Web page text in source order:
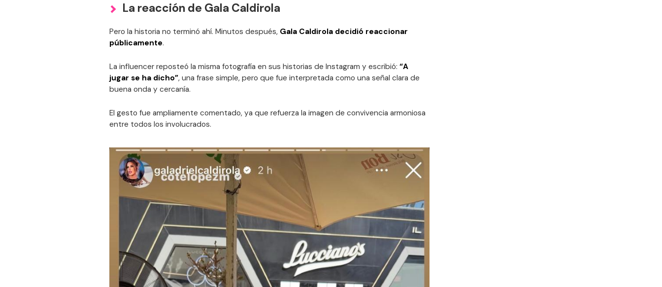
La reacción de Gala Caldirola
Pero la historia no terminó ahí. Minutos después, Gala Caldirola decidió reaccionar
públicamente.
La influencer reposteó la misma fotografía en sus historias de Instagram y escribió: “A
jugar se ha dicho”, una frase simple, pero que fue interpretada como una señal clara de
buena onda y cercanía.
El gesto fue ampliamente comentado, ya que refuerza la imagen de convivencia armoniosa
entre todos los involucrados.